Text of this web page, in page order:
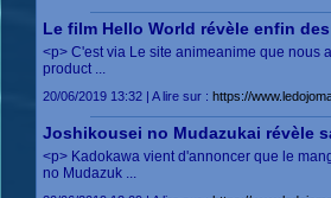
Le film Hello World révèle enfin
<p> C'est via Le site animeanime que nous
product ...
20/06/2019 13:32 | A lire sur : https://
Joshikousei no Mudazukai révèle
<p> Kadokawa vient d'annoncer que le
no Mudazuk ...